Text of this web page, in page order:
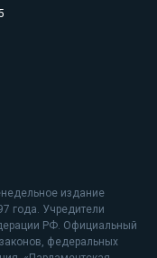
издание
года. Учредители
РФ. Официальный
федеральных